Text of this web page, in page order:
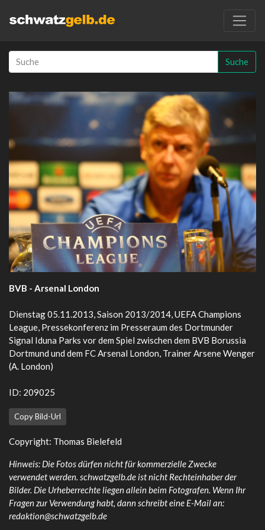
Suche
BVB - Arsenal London
Dienstag 05.11.2013, Saison 2013/2014, UEFA Champions
League, Pressekonferenz im Presseraum des Dortmunder
Signal Iduna Parks vor dem Spiel zwischen dem BVB Borussia
Dortmund und dem FC Arsenal London, Trainer Arsene Wenger
(A. London)
ID: 209025
Copy Bild-Url
Copyright: Thomas Bielefeld
Hinweis: Die Fotos dürfen nicht für kommerzielle Zwecke
verwendet werden. schwatzgelb.de ist nicht Rechteinhaber der
Bilder. Die Urheberrechte liegen allein beim Fotografen. Wenn Ihr
Fragen zur Verwendung habt, dann schreibt eine E-Mail an:
redaktion@schwatzgelb.de